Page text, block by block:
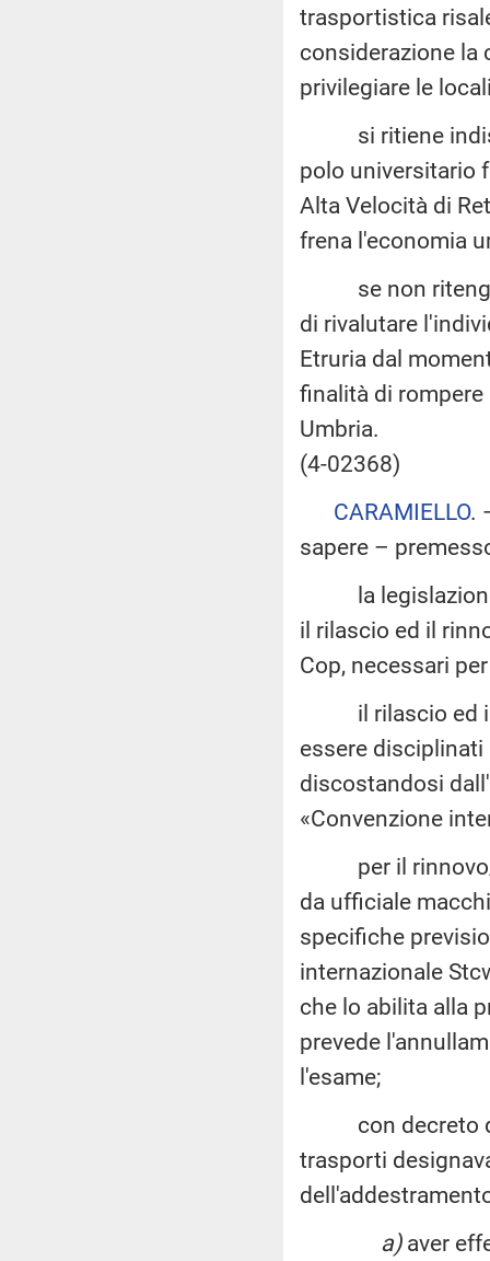
trasportistica
considerazione la
privilegiare le
si ritiene
polo universitario
Alta Velocità di
frena l'economia
se non ritenga
di rivalutare
Etruria dal
finalità di
Umbria.
(4-02368)
CARAMIELLO.
sapere –
la legislazione
il rilascio ed il
Cop, necessari
il rilascio ed il
essere
discostandosi
«Convenzione
per il rinnovo/
da ufficiale
specifiche
internazionale
che lo abilita alla
prevede
l'esame;
con decreto del
trasporti
a)aver